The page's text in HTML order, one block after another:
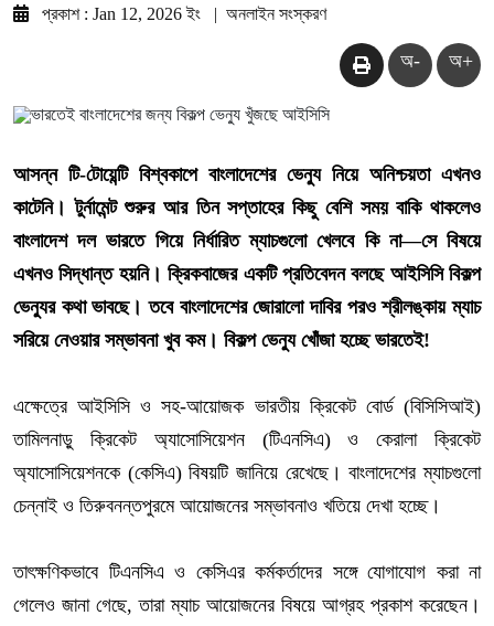
প্রকাশ : Jan 12, 2026 ইং
| অনলাইন সংস্করণ
অ- অ+
আসন্ন টি-টোয়েন্টি বিশ্বকাপে বাংলাদেশের ভেন্যু নিয়ে অনিশ্চয়তা এখনও
কাটেনি। টুর্নামেন্ট শুরুর আর তিন সপ্তাহের কিছু বেশি সময় বাকি থাকলেও
বাংলাদেশ দল ভারতে গিয়ে নির্ধারিত ম্যাচগুলো খেলবে কি না—সে বিষয়ে
এখনও সিদ্ধান্ত হয়নি। ক্রিকবাজের একটি প্রতিবেদন বলছে আইসিসি বিকল্প
ভেন্যুর কথা ভাবছে। তবে বাংলাদেশের জোরালো দাবির পরও শ্রীলঙ্কায় ম্যাচ
সরিয়ে নেওয়ার সম্ভাবনা খুব কম। বিকল্প ভেন্যু খোঁজা হচ্ছে ভারতেই!
এক্ষেত্রে আইসিসি ও সহ-আয়োজক ভারতীয় ক্রিকেট বোর্ড (বিসিসিআই)
তামিলনাড়ু ক্রিকেট অ্যাসোসিয়েশন (টিএনসিএ) ও কেরালা ক্রিকেট
অ্যাসোসিয়েশনকে (কেসিএ) বিষয়টি জানিয়ে রেখেছে। বাংলাদেশের ম্যাচগুলো
চেন্নাই ও তিরুবনন্তপুরমে আয়োজনের সম্ভাবনাও খতিয়ে দেখা হচ্ছে।
তাৎক্ষণিকভাবে টিএনসিএ ও কেসিএর কর্মকর্তাদের সঙ্গে যোগাযোগ করা না
গেলেও জানা গেছে, তারা ম্যাচ আয়োজনের বিষয়ে আগ্রহ প্রকাশ করেছেন।